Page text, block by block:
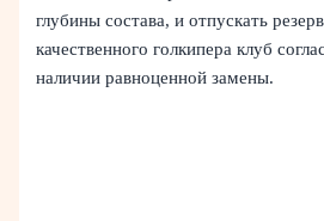
глубины состава, и отпускать
качественного голкипера клуб
наличии равноценной замены.